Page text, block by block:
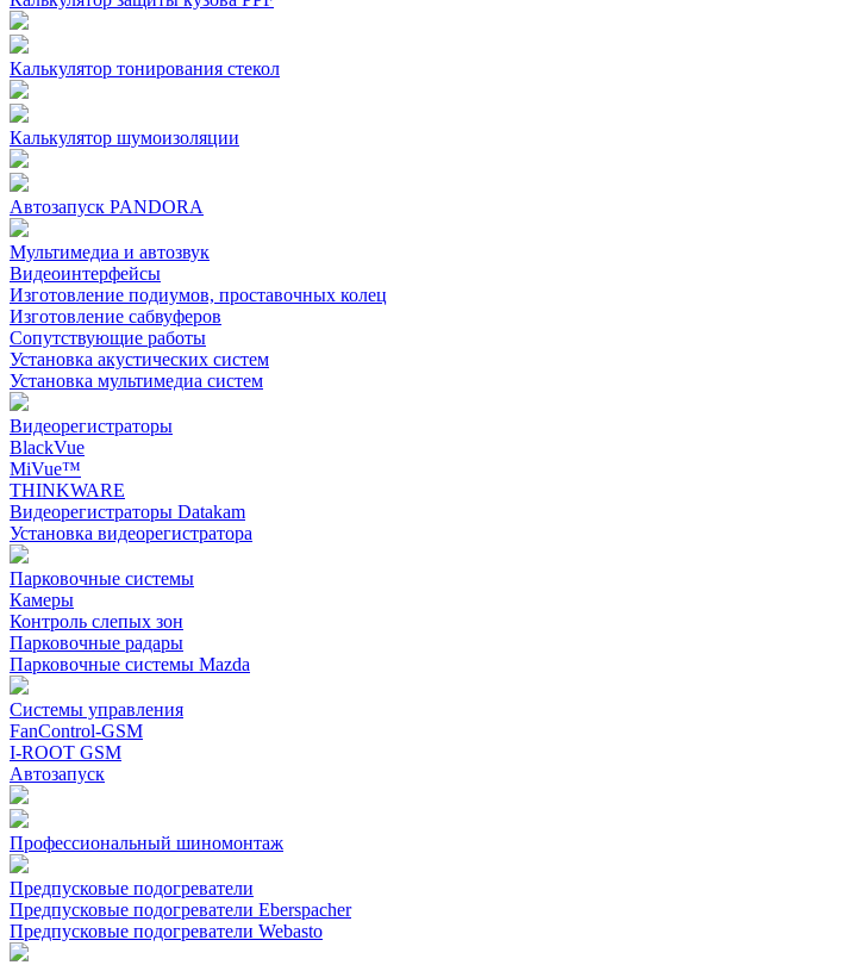
Калькулятор тонирования стекол
Калькулятор шумоизоляции
Автозапуск PANDORA
Мультимедиа и автозвук
Видеоинтерфейсы
Изготовление подиумов, проставочных колец
Изготовление сабвуферов
Сопутствующие работы
Установка акустических систем
Установка мультимедиа систем
Видеорегистраторы
BlackVue
MiVue™
THINKWARE
Видеорегистраторы Datakam
Установка видеорегистратора
Парковочные системы
Камеры
Контроль слепых зон
Парковочные радары
Парковочные системы Mazda
Системы управления
FanControl-GSM
I-ROOT GSM
Автозапуск
Профессиональный шиномонтаж
Предпусковые подогреватели
Предпусковые подогреватели Eberspacher
Предпусковые подогреватели Webasto